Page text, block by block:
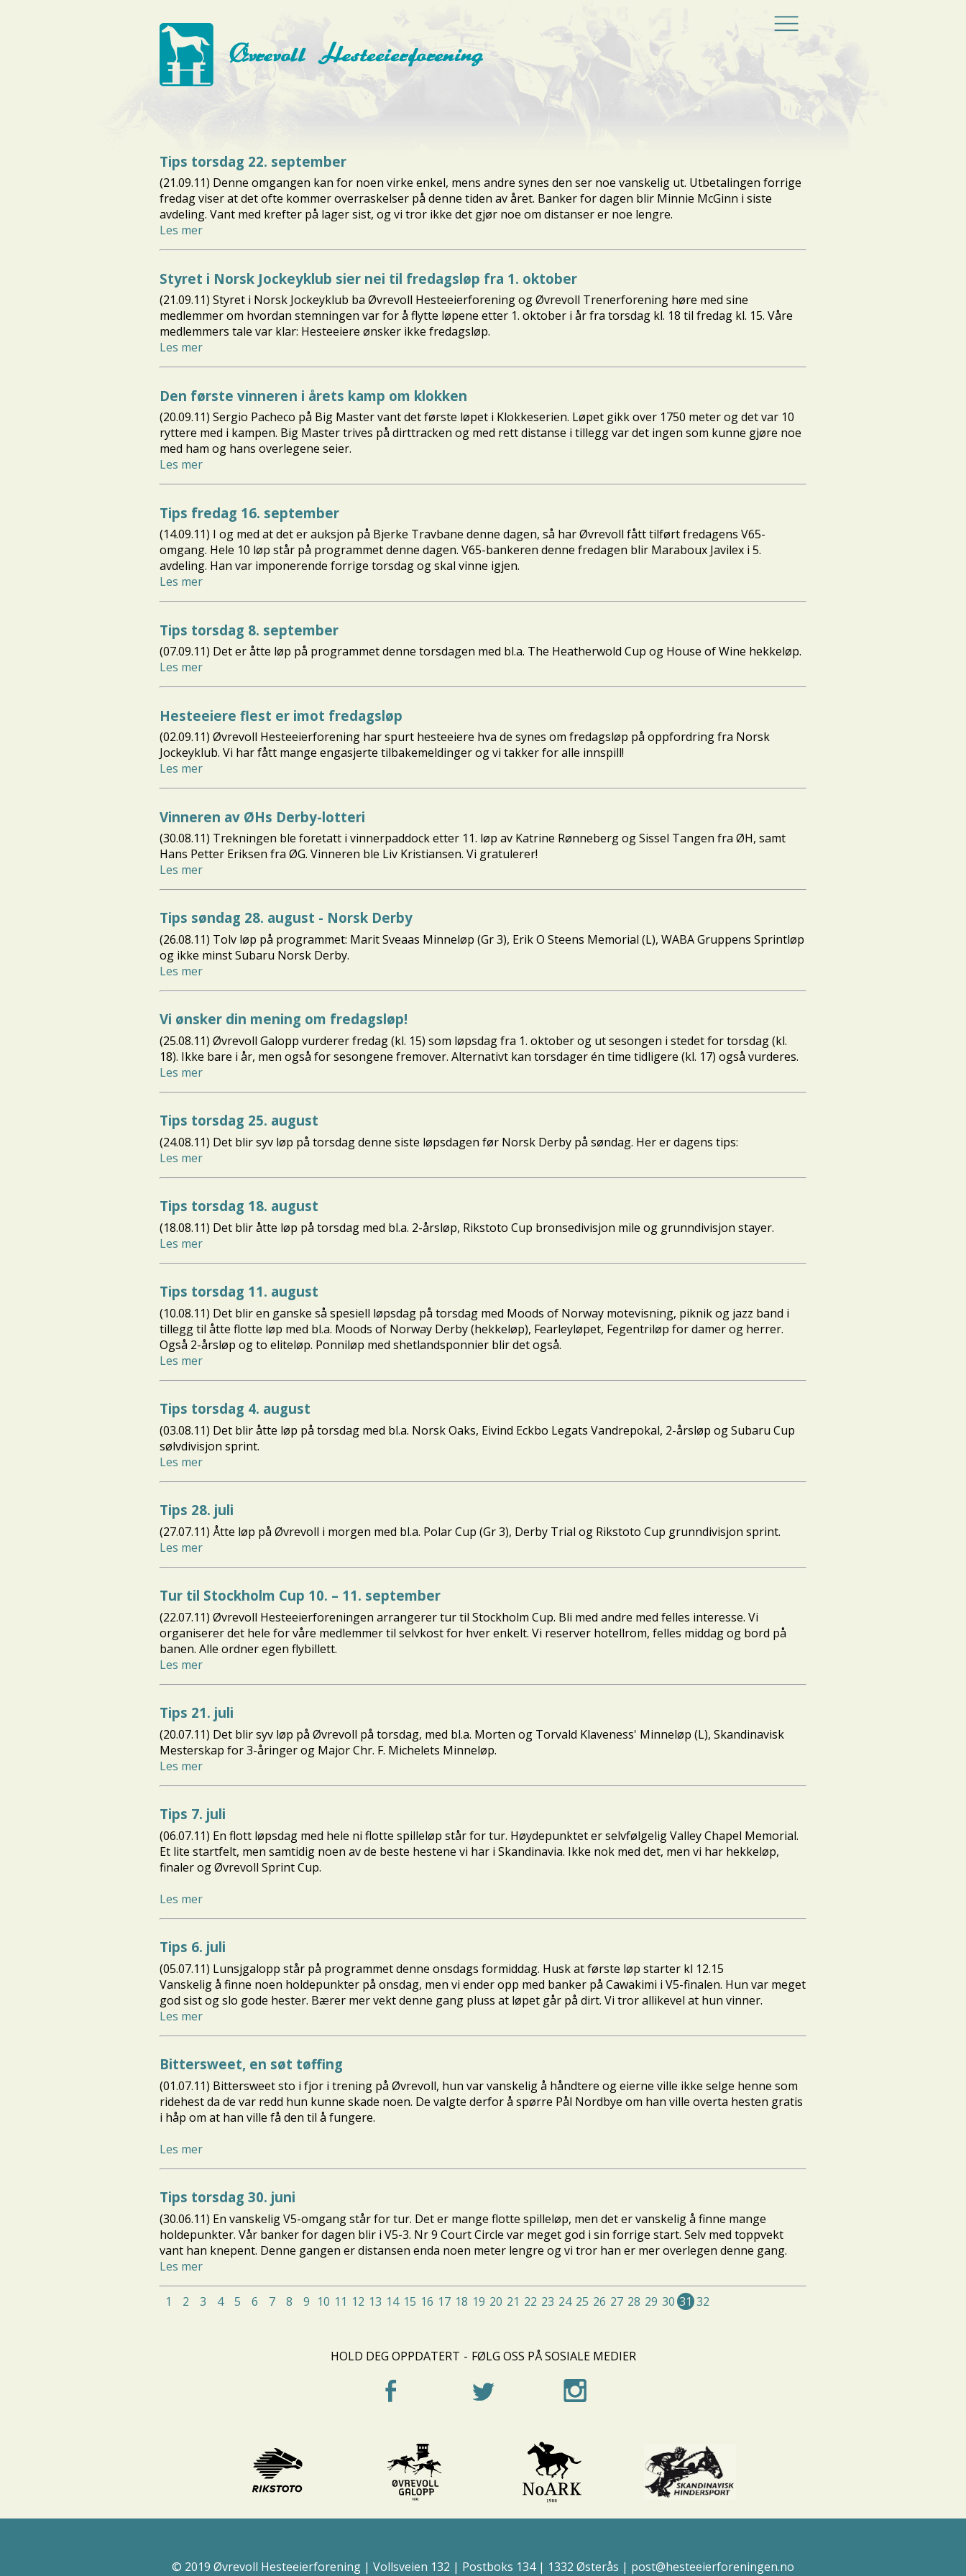
Tips torsdag 22. september
(21.09.11) Denne omgangen kan for noen virke enkel, mens andre synes den ser noe vanskelig ut. Utbetalingen forrige
fredag viser at det ofte kommer overraskelser på denne tiden av året. Banker for dagen blir Minnie McGinn i siste
avdeling. Vant med krefter på lager sist, og vi tror ikke det gjør noe om distanser er noe lengre.
Les mer
Styret i Norsk Jockeyklub sier nei til fredagsløp fra 1. oktober
(21.09.11) Styret i Norsk Jockeyklub ba Øvrevoll Hesteeierforening og Øvrevoll Trenerforening høre med sine
medlemmer om hvordan stemningen var for å flytte løpene etter 1. oktober i år fra torsdag kl. 18 til fredag kl. 15. Våre
medlemmers tale var klar: Hesteeiere ønsker ikke fredagsløp.
Les mer
Den første vinneren i årets kamp om klokken
(20.09.11) Sergio Pacheco på Big Master vant det første løpet i Klokkeserien. Løpet gikk over 1750 meter og det var 10
ryttere med i kampen. Big Master trives på dirttracken og med rett distanse i tillegg var det ingen som kunne gjøre noe
med ham og hans overlegene seier.
Les mer
Tips fredag 16. september
(14.09.11) I og med at det er auksjon på Bjerke Travbane denne dagen, så har Øvrevoll fått tilført fredagens V65-
omgang. Hele 10 løp står på programmet denne dagen. V65-bankeren denne fredagen blir Maraboux Javilex i 5.
avdeling. Han var imponerende forrige torsdag og skal vinne igjen.
Les mer
Tips torsdag 8. september
(07.09.11) Det er åtte løp på programmet denne torsdagen med bl.a. The Heatherwold Cup og House of Wine hekkeløp.
Les mer
Hesteeiere flest er imot fredagsløp
(02.09.11) Øvrevoll Hesteeierforening har spurt hesteeiere hva de synes om fredagsløp på oppfordring fra Norsk
Jockeyklub. Vi har fått mange engasjerte tilbakemeldinger og vi takker for alle innspill!
Les mer
Vinneren av ØHs Derby-lotteri
(30.08.11) Trekningen ble foretatt i vinnerpaddock etter 11. løp av Katrine Rønneberg og Sissel Tangen fra ØH, samt
Hans Petter Eriksen fra ØG. Vinneren ble Liv Kristiansen. Vi gratulerer!
Les mer
Tips søndag 28. august - Norsk Derby
(26.08.11) Tolv løp på programmet: Marit Sveaas Minneløp (Gr 3), Erik O Steens Memorial (L), WABA Gruppens Sprintløp
og ikke minst Subaru Norsk Derby.
Les mer
Vi ønsker din mening om fredagsløp!
(25.08.11) Øvrevoll Galopp vurderer fredag (kl. 15) som løpsdag fra 1. oktober og ut sesongen i stedet for torsdag (kl.
18). Ikke bare i år, men også for sesongene fremover. Alternativt kan torsdager én time tidligere (kl. 17) også vurderes.
Les mer
Tips torsdag 25. august
(24.08.11) Det blir syv løp på torsdag denne siste løpsdagen før Norsk Derby på søndag. Her er dagens tips:
Les mer
Tips torsdag 18. august
(18.08.11) Det blir åtte løp på torsdag med bl.a. 2-årsløp, Rikstoto Cup bronsedivisjon mile og grunndivisjon stayer.
Les mer
Tips torsdag 11. august
(10.08.11) Det blir en ganske så spesiell løpsdag på torsdag med Moods of Norway motevisning, piknik og jazz band i
tillegg til åtte flotte løp med bl.a. Moods of Norway Derby (hekkeløp), Fearleyløpet, Fegentriløp for damer og herrer.
Også 2-årsløp og to eliteløp. Ponniløp med shetlandsponnier blir det også.
Les mer
Tips torsdag 4. august
(03.08.11) Det blir åtte løp på torsdag med bl.a. Norsk Oaks, Eivind Eckbo Legats Vandrepokal, 2-årsløp og Subaru Cup
sølvdivisjon sprint.
Les mer
Tips 28. juli
(27.07.11) Åtte løp på Øvrevoll i morgen med bl.a. Polar Cup (Gr 3), Derby Trial og Rikstoto Cup grunndivisjon sprint.
Les mer
Tur til Stockholm Cup 10. – 11. september
(22.07.11) Øvrevoll Hesteeierforeningen arrangerer tur til Stockholm Cup. Bli med andre med felles interesse. Vi
organiserer det hele for våre medlemmer til selvkost for hver enkelt. Vi reserver hotellrom, felles middag og bord på
banen. Alle ordner egen flybillett.
Les mer
Tips 21. juli
(20.07.11) Det blir syv løp på Øvrevoll på torsdag, med bl.a. Morten og Torvald Klaveness' Minneløp (L), Skandinavisk
Mesterskap for 3-åringer og Major Chr. F. Michelets Minneløp.
Les mer
Tips 7. juli
(06.07.11) En flott løpsdag med hele ni flotte spilleløp står for tur. Høydepunktet er selvfølgelig Valley Chapel Memorial.
Et lite startfelt, men samtidig noen av de beste hestene vi har i Skandinavia. Ikke nok med det, men vi har hekkeløp,
finaler og Øvrevoll Sprint Cup.
Les mer
Tips 6. juli
(05.07.11) Lunsjgalopp står på programmet denne onsdags formiddag. Husk at første løp starter kl 12.15
Vanskelig å finne noen holdepunkter på onsdag, men vi ender opp med banker på Cawakimi i V5-finalen. Hun var meget
god sist og slo gode hester. Bærer mer vekt denne gang pluss at løpet går på dirt. Vi tror allikevel at hun vinner.
Les mer
Bittersweet, en søt tøffing
(01.07.11) Bittersweet sto i fjor i trening på Øvrevoll, hun var vanskelig å håndtere og eierne ville ikke selge henne som
ridehest da de var redd hun kunne skade noen. De valgte derfor å spørre Pål Nordbye om han ville overta hesten gratis
i håp om at han ville få den til å fungere.
Les mer
Tips torsdag 30. juni
(30.06.11) En vanskelig V5-omgang står for tur. Det er mange flotte spilleløp, men det er vanskelig å finne mange
holdepunkter. Vår banker for dagen blir i V5-3. Nr 9 Court Circle var meget god i sin forrige start. Selv med toppvekt
vant han knepent. Denne gangen er distansen enda noen meter lengre og vi tror han er mer overlegen denne gang.
Les mer
1 2 3 4 5 6 7 8 9 10 11 12 13 14 15 16 17 18 19 20 21 22 23 24 25 26 27 28 29 30 31 32
HOLD DEG OPPDATERT - FØLG OSS PÅ SOSIALE MEDIER
© 2019 Øvrevoll Hesteeierforening | Vollsveien 132 | Postboks 134 | 1332 Østerås | post@hesteeierforeningen.no